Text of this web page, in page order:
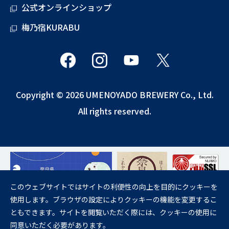
公式オンラインショップ
梅乃宿KURABU
Copyright © 2026 UMENOYADO BREWERY Co., Ltd.
All rights reserved.
飲酒は20歳になってから。
妊娠中や授乳期の飲酒は、胎児・乳児の発育に悪影響を与えるおそれが
あります。
このウェブサイトではサイトの利便性の向上を目的にクッキーを
使用します。ブラウザの設定によりクッキーの機能を変更するこ
ともできます。サイトを閲覧いただく際には、クッキーの使用に
同意いただく必要があります。